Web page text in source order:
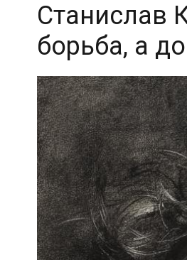
Станислав
борьба, а